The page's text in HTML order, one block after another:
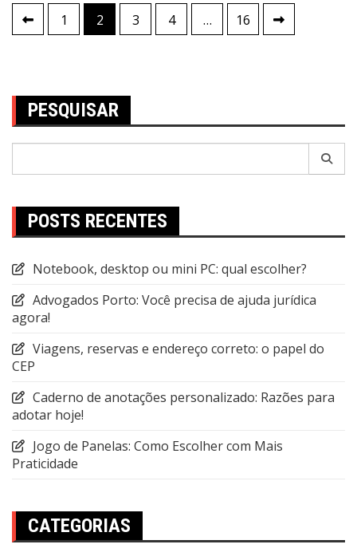
Navegação
por
1 2 3 4 … 16
PESQUISAR
POSTS RECENTES
Notebook, desktop ou mini PC: qual escolher?
Advogados Porto: Você precisa de ajuda jurídica
agora!
Viagens, reservas e endereço correto: o papel do
CEP
Caderno de anotações personalizado: Razões para
adotar hoje!
Jogo de Panelas: Como Escolher com Mais
Praticidade
CATEGORIAS